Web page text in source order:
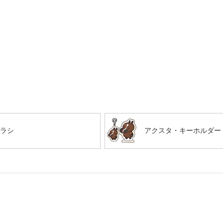
シ アクスタ・キーホルダー